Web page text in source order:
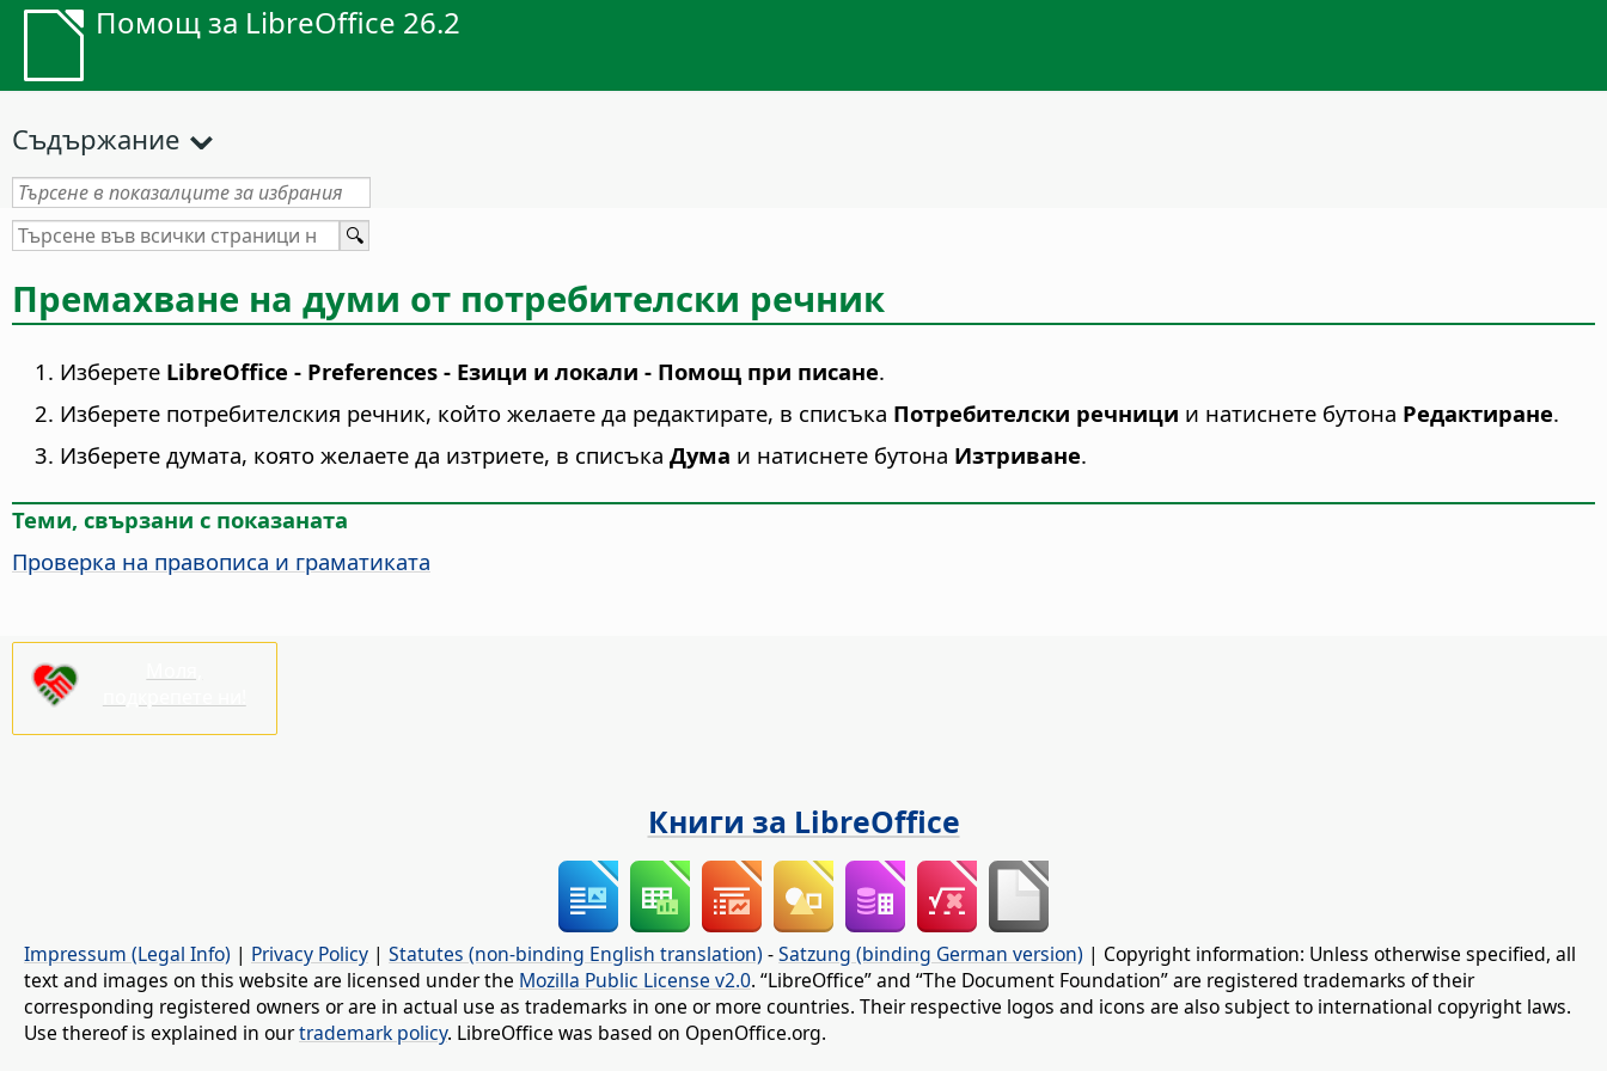
Помощ за LibreOffice 26.2
Съдържание
Премахване на думи от потребителски речник
Изберете LibreOffice - Preferences - Езици и локали - Помощ при писане.
Изберете потребителския речник, който желаете да редактирате, в списъка Потребителски речници и натиснете бутона Редактиране.
Изберете думата, която желаете да изтриете, в списъка Дума и натиснете бутона Изтриване.
Теми, свързани с показаната
Проверка на правописа и граматиката
Книги за LibreOffice
Impressum (Legal Info) | Privacy Policy | Statutes (non-binding English translation) -Satzung (binding German version) | Copyright information: Unless otherwise specified, all
text and images on this website are licensed under the Mozilla Public License v2.0. “LibreOffice” and “The Document Foundation” are registered trademarks of their
corresponding registered owners or are in actual use as trademarks in one or more countries. Their respective logos and icons are also subject to international copyright laws.
Use thereof is explained in ourtrademark policy. LibreOffice was based on OpenOffice.org.